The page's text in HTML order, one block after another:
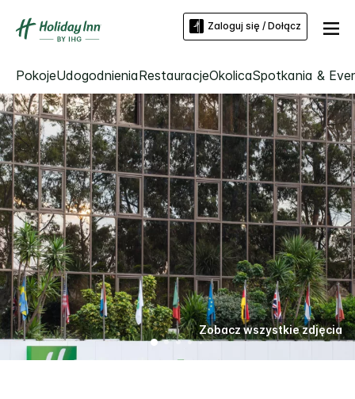
Zaloguj się / Dołącz
PokojeUdogodnieniaRestauracjeOkolicaSpotkania &
Zobacz wszystkie zdjęcia